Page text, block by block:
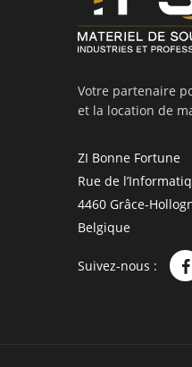
Votre partenaire
et la location de
ZI Bonne Fortune
Rue de
4460 Grâce-
Belgique
Suivez-nous :